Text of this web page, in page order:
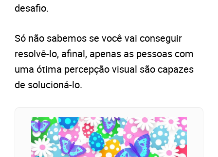
desafio.
Só não sabemos se você vai conseguir
resolvê-lo, afinal, apenas as pessoas com
uma ótima percepção visual são capazes
de solucioná-lo.